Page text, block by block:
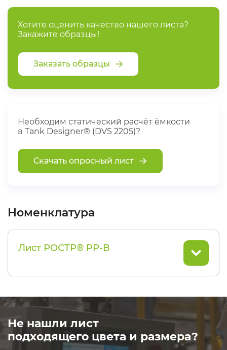
Хотите оценить качество нашего листа?
Закажите образцы!
Заказать образцы
Необходим статический расчёт ёмкости
в Tank Designer® (DVS 2205)?
Скачать опросный лист
Номенклатура
Лист РОСТР® PP-B
Не нашли лист
подходящего цвета и размера?